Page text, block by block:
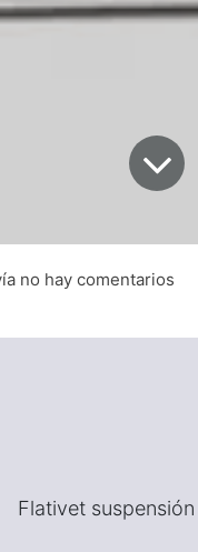
no hay comentarios
Flativet